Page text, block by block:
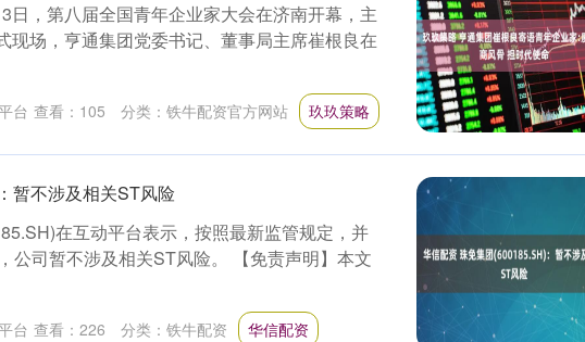
日，第八届全国青年企业家大会在济南开幕，主
现场，亨通集团党委书记、董事局主席崔根良在
台 查看： 105 分类： 铁牛配资官方网站 玖玖策略
暂不涉及相关ST风险
在互动平台表示，按照最新监管规定，并
公司暂不涉及相关ST风险。 【免责声明】本文
台 查看： 226 分类： 铁牛配资 华信配资